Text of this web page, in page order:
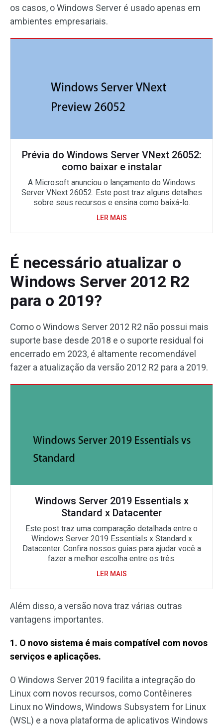
os casos, o Windows Server é usado apenas em
ambientes empresariais.
Prévia do Windows Server VNext 26052:
como baixar e instalar
A Microsoft anunciou o lançamento do Windows
Server VNext 26052. Este post traz alguns detalhes
sobre seus recursos e ensina como baixá-lo.
LER MAIS
É necessário atualizar o
Windows Server 2012 R2
para o 2019?
Como o Windows Server 2012 R2 não possui mais
suporte base desde 2018 e o suporte residual foi
encerrado em 2023, é altamente recomendável
fazer a atualização da versão 2012 R2 para a 2019.
Windows Server 2019 Essentials x
Standard x Datacenter
Este post traz uma comparação detalhada entre o
Windows Server 2019 Essentials x Standard x
Datacenter. Confira nossos guias para ajudar você a
fazer a melhor escolha entre os três.
LER MAIS
Além disso, a versão nova traz várias outras
vantagens importantes.
1. O novo sistema é mais compatível com novos
serviços e aplicações.
O Windows Server 2019 facilita a integração do
Linux com novos recursos, como Contêineres
Linux no Windows, Windows Subsystem for Linux
(WSL) e a nova plataforma de aplicativos Windows